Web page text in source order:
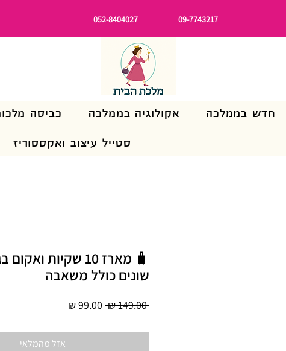
052-8404027 09-7743217
חדש בממלכה אקולוגיה בממלכה כביסה
סטייל עיצוב ואקססוריז
🧳 מארז 10 שקיות
שונים כולל משאבה
‏149.00 ‏₪
מחיר
אזל מהמלאי